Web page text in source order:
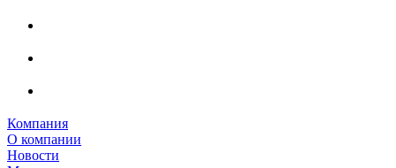
Компания
О компании
Новости